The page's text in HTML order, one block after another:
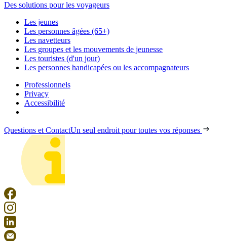
Des solutions pour les voyageurs
Les jeunes
Les personnes âgées (65+)
Les navetteurs
Les groupes et les mouvements de jeunesse
Les touristes (d'un jour)
Les personnes handicapées ou les accompagnateurs
Professionnels
Privacy
Accessibilité
Questions et ContactUn seul endroit pour toutes vos réponses